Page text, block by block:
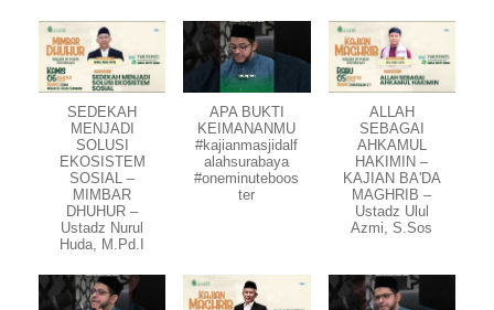
SEDEKAH
MENJADI
SOLUSI
EKOSISTEM
SOSIAL –
MIMBAR
DHUHUR –
Ustadz Nurul
Huda, M.Pd.I
APA BUKTI
KEIMANANMU
#kajianmasjidalf
alahsurabaya
#oneminuteboos
ter
ALLAH
SEBAGAI
AHKAMUL
HAKIMIN –
KAJIAN BA'DA
MAGHRIB –
Ustadz Ulul
Azmi, S.Sos